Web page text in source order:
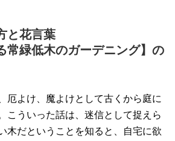
と花言葉
常緑低木のガーデニング】の
厄よけ、魔よけとして古くから庭に
こういった話は、迷信として捉えら
木だということを知ると、自宅に欲